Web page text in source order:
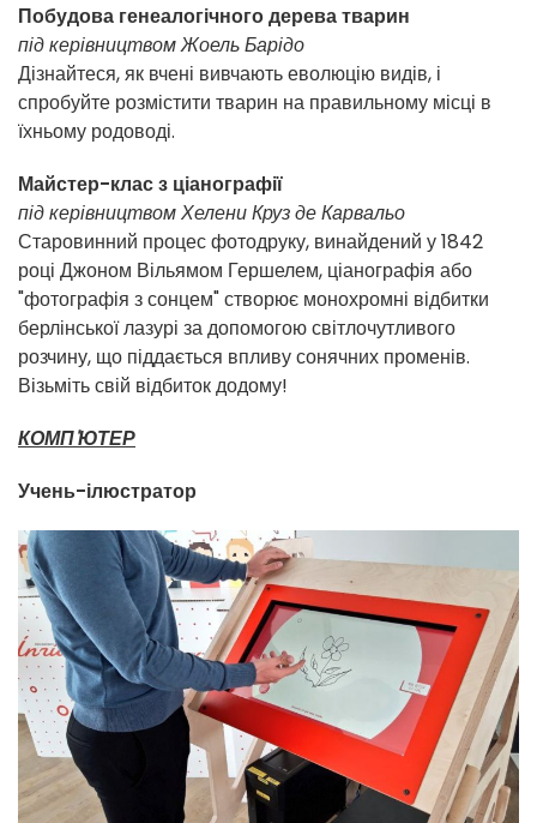
Побудова генеалогічного дерева тварин
під керівництвом Жоель Барідо
Дізнайтеся, як вчені вивчають еволюцію видів, і
спробуйте розмістити тварин на правильному місці в
їхньому родоводі.
Майстер-клас з ціанографії
під керівництвом Хелени Круз де Карвальо
Старовинний процес фотодруку, винайдений у 1842
році Джоном Вільямом Гершелем, ціанографія або
"фотографія з сонцем" створює монохромні відбитки
берлінської лазурі за допомогою світлочутливого
розчину, що піддається впливу сонячних променів.
Візьміть свій відбиток додому!
КОМП'ЮТЕР
Учень-ілюстратор